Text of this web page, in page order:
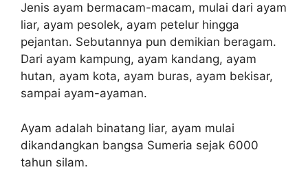
Jenis ayam bermacam-macam, mulai dari ayam
liar, ayam pesolek, ayam petelur hingga
pejantan. Sebutannya pun demikian beragam.
Dari ayam kampung, ayam kandang, ayam
hutan, ayam kota, ayam buras, ayam bekisar,
sampai ayam-ayaman.
Ayam adalah binatang liar, ayam mulai
dikandangkan bangsa Sumeria sejak 6000
tahun silam.